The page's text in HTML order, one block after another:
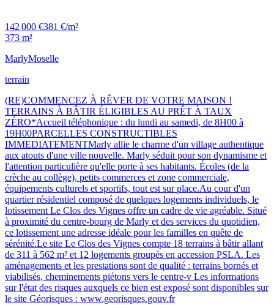
142 000 €381 €/m²
373 m²
MarlyMoselle
terrain
(RE)COMMENCEZ À RÊVER DE VOTRE MAISON !
TERRAINS À BÂTIR ÉLIGIBLES AU PRÊT À TAUX
ZÉRO*Accueil téléphonique : du lundi au samedi, de 8H00 à
19H00PARCELLES CONSTRUCTIBLES
IMMEDIATEMENTMarly allie le charme d'un village authentique
aux atouts d'une ville nouvelle. Marly séduit pour son dynamisme et
l'attention particulière qu'elle porte à ses habitants. Écoles (de la
crèche au collège), petits commerces et zone commerciale,
équipements culturels et sportifs, tout est sur place.Au cour d'un
quartier résidentiel composé de quelques logements individuels, le
lotissement Le Clos des Vignes offre un cadre de vie agréable. Situé
à proximité du centre-bourg de Marly et des services du quotidien,
ce lotissement une adresse idéale pour les familles en quête de
sérénité.Le site Le Clos des Vignes compte 18 terrains à bâtir allant
de 311 à 562 m² et 12 logements groupés en accession PSLA. Les
aménagements et les prestations sont de qualité : terrains bornés et
viabilisés, cheminements piétons vers le centre-v Les informations
sur l'état des risques auxquels ce bien est exposé sont disponibles sur
le site Géorisques : www.georisques.gouv.fr